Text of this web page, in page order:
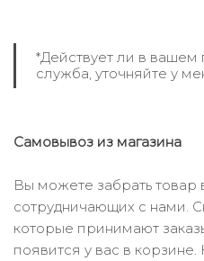
*Действует ли в вашем
служба, уточняйте у
Самовывоз из магазина
Вы можете забрать товар
сотрудничающих с нами.
которые принимают
появится у вас в корзине.